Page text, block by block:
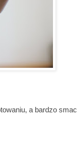
a bardzo